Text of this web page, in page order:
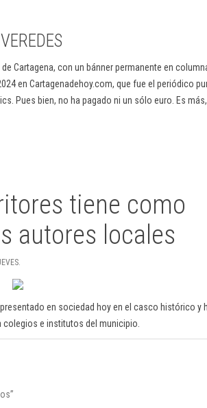
de Cartagena, con un bánner permanente en
en Cartagenadehoy.com, que fue el periódico
Pues bien, no ha pagado ni un sólo euro. Es
tiene como
autores locales
en sociedad hoy en el casco histórico y
colegios e institutos del municipio.